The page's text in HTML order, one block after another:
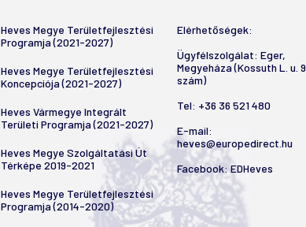
Heves Megye Területfejlesztési
Programja (2021-2027)
Heves Megye Területfejlesztési
Koncepciója (2021-2027)
Heves Vármegye Integrált
Területi Programja (2021-2027)
Heves Megye Szolgáltatási Út
Térképe 2019-2021
Heves Megye Területfejlesztési
Programja (2014-2020)
Elérhetőségek:
Ügyfélszolgálat: Eger,
Megyeháza (Kossuth L. u. 9.
szám)
Tel: +36 36 521 480
E-mail:
heves@europedirect.hu
Facebook: EDHeves